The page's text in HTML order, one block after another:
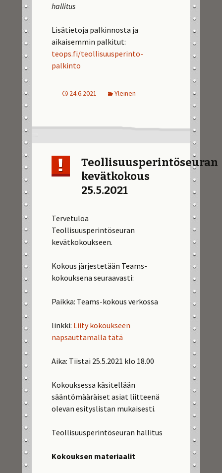
hallitus
Lisätietoja palkinnosta ja
aikaisemmin palkitut:
teops.fi/teollisuusperinto-
palkinto
24.6.2021 Yleinen
Teollisuusperintöseuran
kevätkokous
25.5.2021
Tervetuloa
Teollisuusperintöseuran
kevätkokoukseen.
Kokous järjestetään Teams-
kokouksena seuraavasti:
Paikka: Teams-kokous verkossa
linkki: Liity kokoukseen
napsauttamalla tätä
Aika: Tiistai 25.5.2021 klo 18.00
Kokouksessa käsitellään
sääntömääräiset asiat liitteenä
olevan esityslistan mukaisesti.
Teollisuusperintöseuran hallitus
Kokouksen materiaalit